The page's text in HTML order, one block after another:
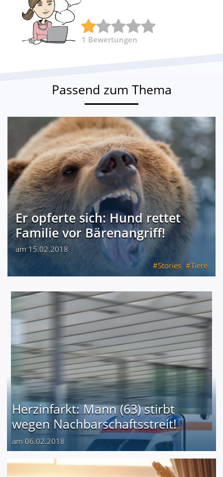
1 Bewertungen
Passend zum Thema
Er opferte sich: Hund rettet
Familie vor Bärenangriff!
am 15.02.2018
Stories
Tiere
Herzinfarkt: Mann (63) stirbt
wegen Nachbarschaftsstreit!
am 06.02.2018